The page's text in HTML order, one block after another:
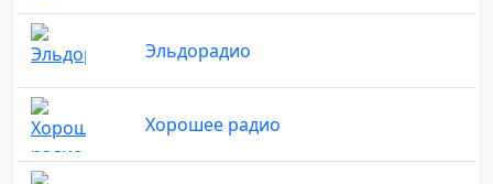
Эльдорадио
Хорошее радио